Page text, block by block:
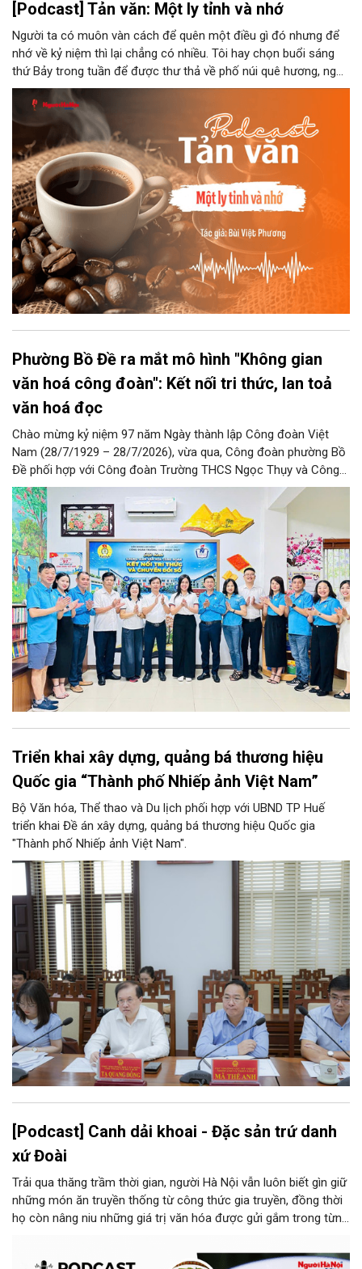
[Podcast] Tản văn: Một ly tỉnh và nhớ
Người ta có muôn vàn cách để quên một điều gì đó nhưng để
nhớ về kỷ niệm thì lại chẳng có nhiều. Tôi hay chọn buổi sáng
thứ Bảy trong tuần để được thư thả về phố núi quê hương, ngồi
đợi giọt đắng của đất đai, mưa nắng điểm từng nhịp xuống
chiếc ly sứ như đợi thời gian mở cánh cửa diệu kì của mình.
Phường Bồ Đề ra mắt mô hình "Không gian
văn hoá công đoàn": Kết nối tri thức, lan toả
văn hoá đọc
Chào mừng kỷ niệm 97 năm Ngày thành lập Công đoàn Việt
Nam (28/7/1929 – 28/7/2026), vừa qua, Công đoàn phường Bồ
Đề phối hợp với Công đoàn Trường THCS Ngọc Thụy và Công
đoàn Trường Tiểu học Ái Mộ B tổ chức Lễ ra mắt Mô hình
“Không gian văn hóa công đoàn”.
Triển khai xây dựng, quảng bá thương hiệu
Quốc gia “Thành phố Nhiếp ảnh Việt Nam”
Bộ Văn hóa, Thể thao và Du lịch phối hợp với UBND TP Huế
triển khai Đề án xây dựng, quảng bá thương hiệu Quốc gia
"Thành phố Nhiếp ảnh Việt Nam".
[Podcast] Canh dải khoai - Đặc sản trứ danh
xứ Đoài
Trải qua thăng trầm thời gian, người Hà Nội vẫn luôn biết gìn giữ
những món ăn truyền thống từ công thức gia truyền, đồng thời
họ còn nâng niu những giá trị văn hóa được gửi gắm trong từng
thức. Và canh dải khoai là một món ăn như thế.